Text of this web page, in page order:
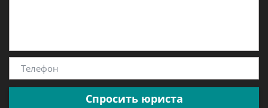
Спросить юриста